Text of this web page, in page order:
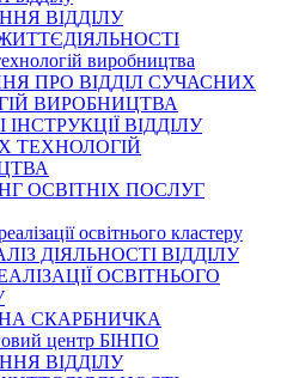
ВІДДІЛУ
виробництва
ПРО ВІДДІЛ СУЧАСНИХ
ВИРОБНИЦТВА
ВІДДІЛУ
ТЕХНОЛОГІЙ
ОСВІТНІХ ПОСЛУГ
освітнього кластеру
ДІЯЛЬНОСТІ ВІДДІЛУ
ОСВІТНЬОГО
СКАРБНИЧКА
центр БІНПО
ВІДДІЛУ